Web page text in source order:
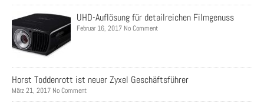
UHD-Auflösung für detailreichen Filmgenuss
Februar 16, 2017 No Comment
Horst Toddenrott ist neuer Zyxel Geschäftsführer
März 21, 2017 No Comment